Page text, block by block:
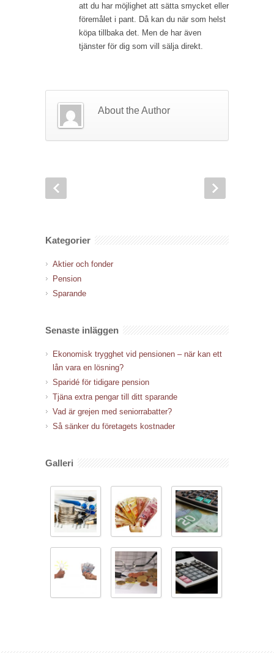
att du har möjlighet att sätta smycket eller
föremålet i pant. Då kan du när som helst
köpa tillbaka det. Men de har även
tjänster för dig som vill sälja direkt.
About the Author
Kategorier
Aktier och fonder
Pension
Sparande
Senaste inläggen
Ekonomisk trygghet vid pensionen – när kan ett
lån vara en lösning?
Sparidé för tidigare pension
Tjäna extra pengar till ditt sparande
Vad är grejen med seniorrabatter?
Så sänker du företagets kostnader
Galleri